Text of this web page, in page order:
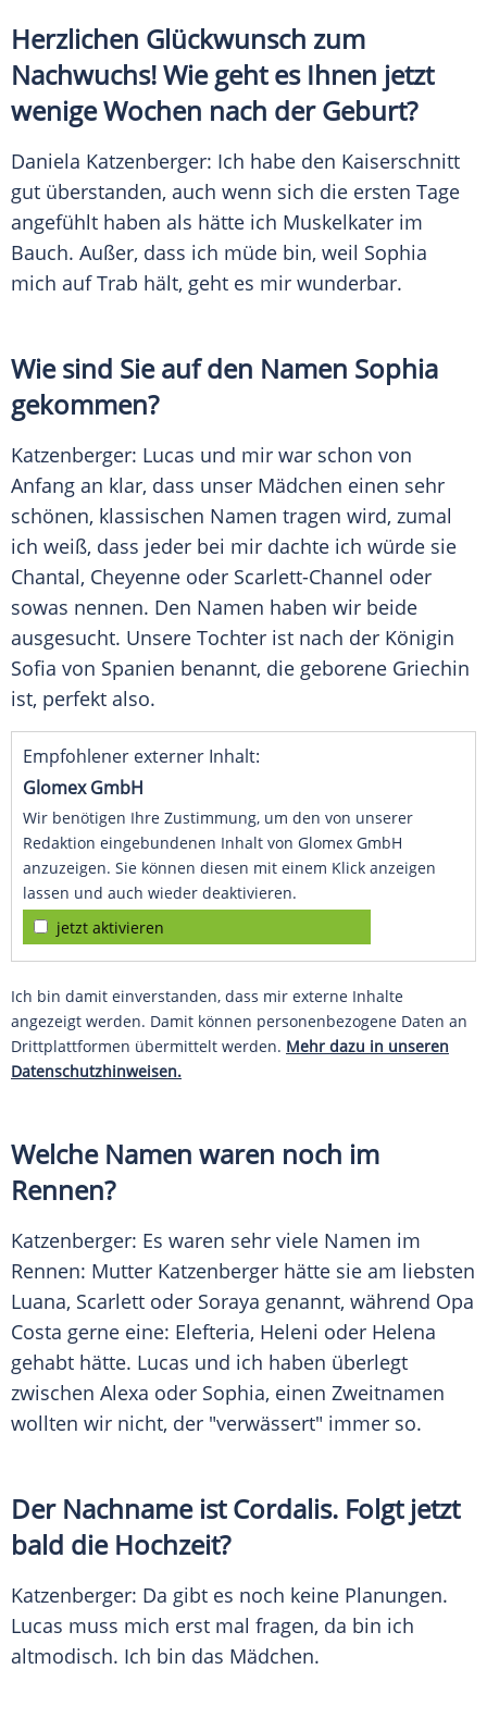
Herzlichen Glückwunsch zum
Nachwuchs! Wie geht es Ihnen jetzt
wenige Wochen nach der Geburt?
Daniela Katzenberger: Ich habe den Kaiserschnitt
gut überstanden, auch wenn sich die ersten Tage
angefühlt haben als hätte ich Muskelkater im
Bauch. Außer, dass ich müde bin, weil Sophia
mich auf Trab hält, geht es mir wunderbar.
Wie sind Sie auf den Namen Sophia
gekommen?
Katzenberger: Lucas und mir war schon von
Anfang an klar, dass unser Mädchen einen sehr
schönen, klassischen Namen tragen wird, zumal
ich weiß, dass jeder bei mir dachte ich würde sie
Chantal, Cheyenne oder Scarlett-Channel oder
sowas nennen. Den Namen haben wir beide
ausgesucht. Unsere Tochter ist nach der Königin
Sofia von Spanien benannt, die geborene Griechin
ist, perfekt also.
Empfohlener externer Inhalt:
Glomex GmbH
Wir benötigen Ihre Zustimmung, um den von unserer
Redaktion eingebundenen Inhalt von Glomex GmbH
anzuzeigen. Sie können diesen mit einem Klick anzeigen
lassen und auch wieder deaktivieren.
jetzt aktivieren
Ich bin damit einverstanden, dass mir externe Inhalte
angezeigt werden. Damit können personenbezogene Daten an
Drittplattformen übermittelt werden. Mehr dazu in unseren
Datenschutzhinweisen.
Welche Namen waren noch im
Rennen?
Katzenberger: Es waren sehr viele Namen im
Rennen: Mutter Katzenberger hätte sie am liebsten
Luana, Scarlett oder Soraya genannt, während Opa
Costa gerne eine: Elefteria, Heleni oder Helena
gehabt hätte. Lucas und ich haben überlegt
zwischen Alexa oder Sophia, einen Zweitnamen
wollten wir nicht, der "verwässert" immer so.
Der Nachname istCordalis. Folgt jetzt
bald die Hochzeit?
Katzenberger: Da gibt es noch keine Planungen.
Lucas muss mich erst mal fragen, da bin ich
altmodisch. Ich bin das Mädchen.